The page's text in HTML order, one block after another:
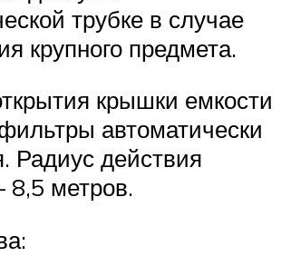
трубке в случае
крупного предмета.
крышки емкости
автоматически
Радиус действия
8,5 метров.